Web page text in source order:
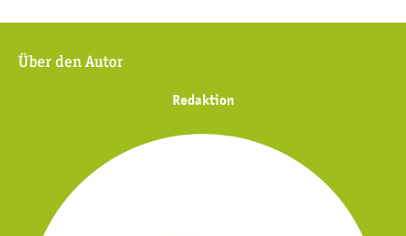
Über den Autor
Redaktion